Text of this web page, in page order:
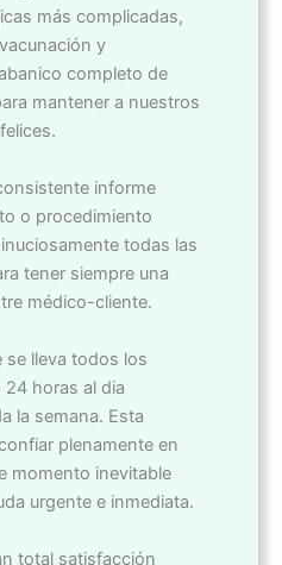
más complicadas,
y
completo de
mantener a nuestros
informe
o procedimiento
todas las
tener siempre una
médico-cliente.
se lleva todos los
24 horas al dia
la semana. Esta
plenamente en
momento inevitable
urgente e inmediata.
total satisfacción